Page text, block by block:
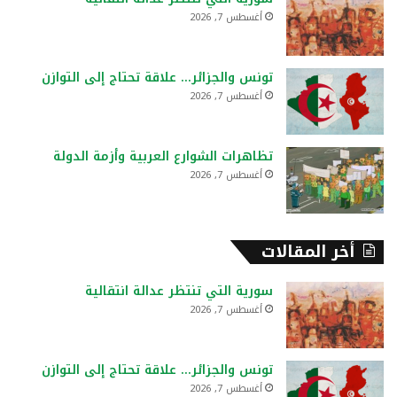
ن
أغسطس 7, 2026
تونس والجزائر… علاقة تحتاج إلى التوازن
أغسطس 7, 2026
تظاهرات الشوارع العربية وأزمة الدولة
أغسطس 7, 2026
أخر المقالات
سورية التي تنتظر عدالة انتقالية
أغسطس 7, 2026
تونس والجزائر… علاقة تحتاج إلى التوازن
أغسطس 7, 2026